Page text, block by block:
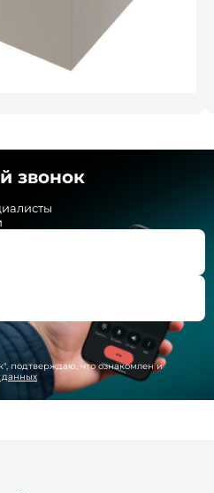
звонок
", подтверждаю, что ознакомлен и
данных